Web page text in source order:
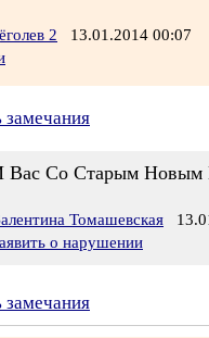
2 13.01.2014 00:07
замечания
Вас Со Старым Новым
Томашевская
о нарушении
замечания